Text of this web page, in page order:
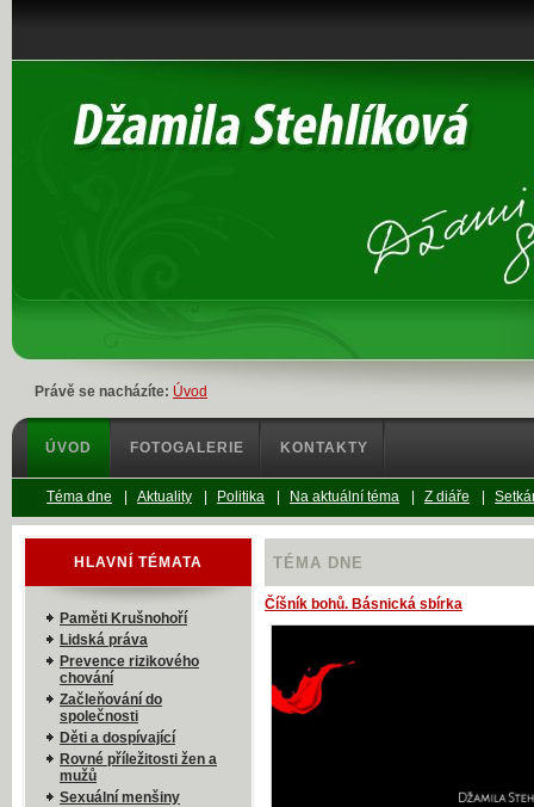
Právě se nacházíte: Úvod
TÉMA DNE
Číšník bohů. Básnická sbírka
HLAVNÍ TÉMATA
Paměti Krušnohoří
Lidská práva
Prevence rizikového
chování
Začleňování do
společnosti
Děti a dospívající
Rovné příležitosti žen a
mužů
Sexuální menšiny
ÚVOD FOTOGALERIE KONTAKTY
Téma dne Aktuality Politika Na aktuální téma Z diáře